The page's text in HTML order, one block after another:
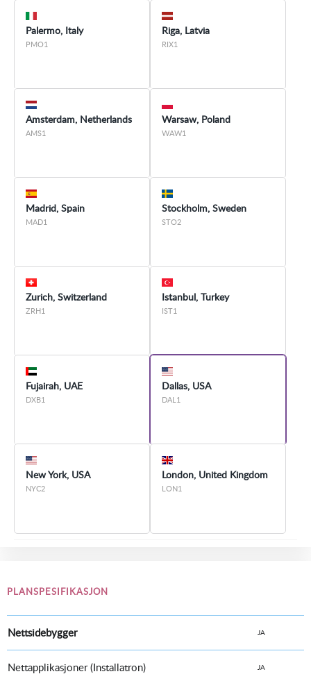
Palermo, Italy
PMO1
Riga, Latvia
RIX1
Amsterdam, Netherlands
AMS1
Warsaw, Poland
WAW1
Madrid, Spain
MAD1
Stockholm, Sweden
STO2
Zurich, Switzerland
ZRH1
Istanbul, Turkey
IST1
Fujairah, UAE
DXB1
Dallas, USA
DAL1
New York, USA
NYC2
London, United Kingdom
LON1
PLANSPESIFIKASJON
Nettsidebygger JA
Nettapplikasjoner (Installatron) JA